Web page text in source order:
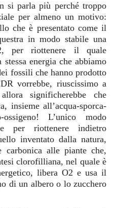
si parla più perché troppo
per almeno un motivo:
che è presentato come il
in modo stabile una
per riottenere il quale
energia che abbiamo
fossili che hanno prodotto
vorrebbe, riuscissimo a
significherebbe che
insieme all’acqua-sporca-
L’unico modo
per riottenere indietro
inventato dalla natura,
carbonica alle piante che,
clorofilliana, nel quale è
libera O2 e usa il
di un albero o lo zucchero